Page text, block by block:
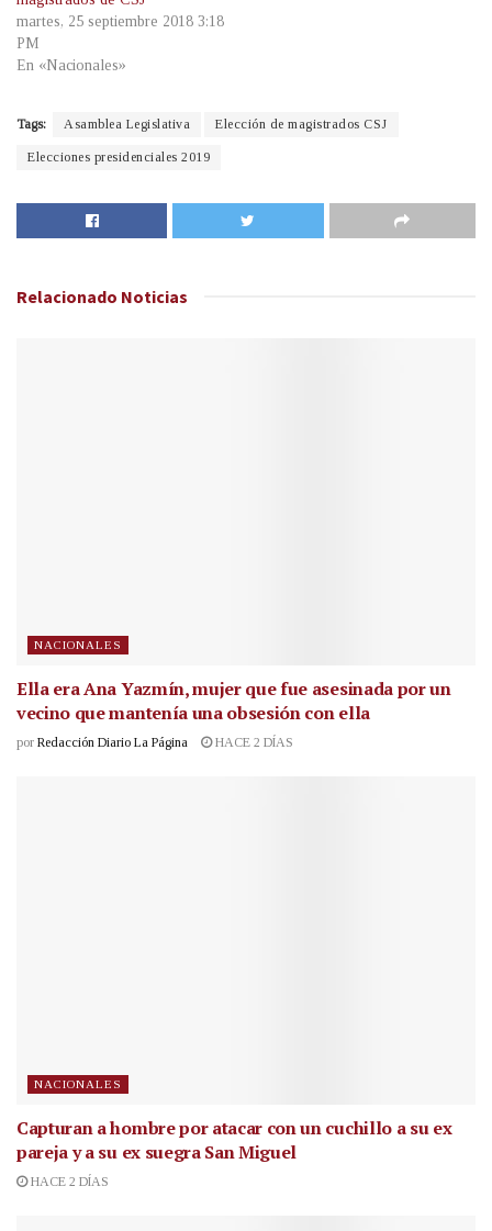
martes, 25 septiembre 2018 3:18
PM
En «Nacionales»
Tags: Asamblea Legislativa Elección de magistrados CSJ
Elecciones presidenciales 2019
Relacionado Noticias
NACIONALES
Ella era Ana Yazmín, mujer que fue asesinada por un
vecino que mantenía una obsesión con ella
por Redacción Diario La Página HACE 2 DÍAS
NACIONALES
Capturan a hombre por atacar con un cuchillo a su ex
pareja y a su ex suegra San Miguel
HACE 2 DÍAS